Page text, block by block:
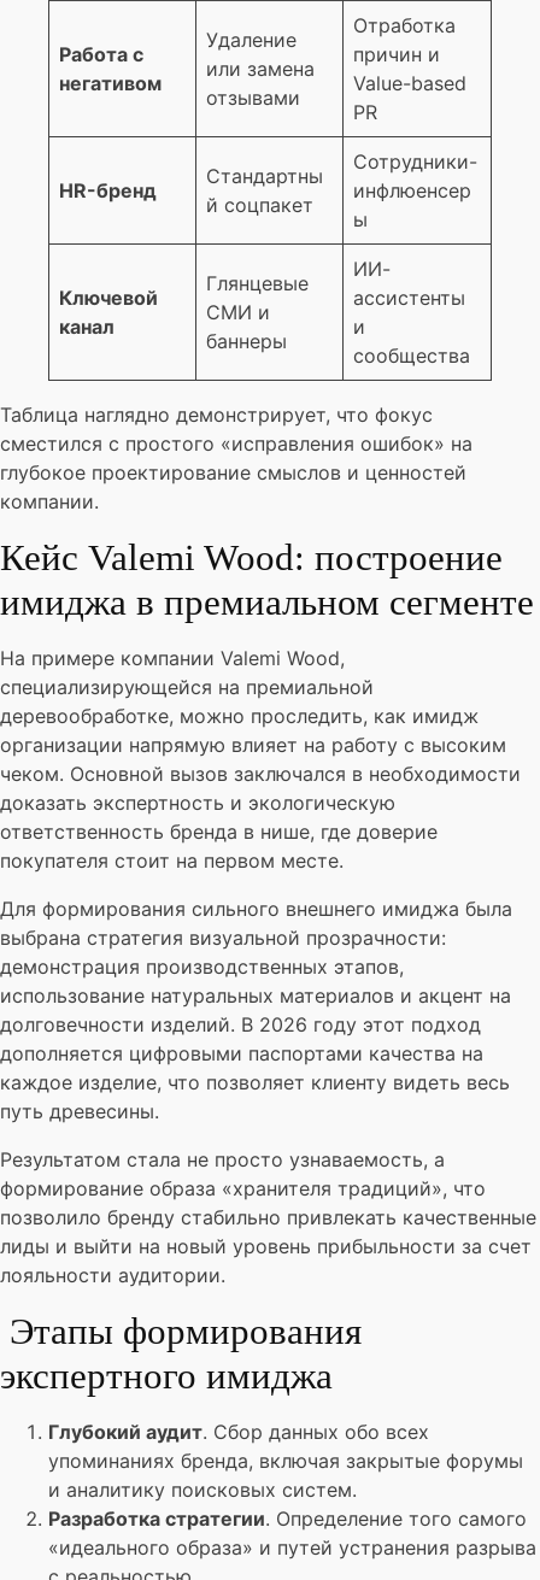
Работа с
негативом
Удаление
или замена
отзывами
Отработка
причин и
Value-based
PR
HR-бренд
Стандартны
й соцпакет
Сотрудники-
инфлюенсер
ы
Ключевой
канал
Глянцевые
СМИ и
баннеры
ИИ-
ассистенты
и
сообщества
Таблица наглядно демонстрирует, что фокус
сместился с простого «исправления ошибок» на
глубокое проектирование смыслов и ценностей
компании.
Кейс Valemi Wood: построение
имиджа в премиальном сегменте
На примере компании Valemi Wood,
специализирующейся на премиальной
деревообработке, можно проследить, как имидж
организации напрямую влияет на работу с высоким
чеком. Основной вызов заключался в необходимости
доказать экспертность и экологическую
ответственность бренда в нише, где доверие
покупателя стоит на первом месте.
Для формирования сильного внешнего имиджа была
выбрана стратегия визуальной прозрачности:
демонстрация производственных этапов,
использование натуральных материалов и акцент на
долговечности изделий. В 2026 году этот подход
дополняется цифровыми паспортами качества на
каждое изделие, что позволяет клиенту видеть весь
путь древесины.
Результатом стала не просто узнаваемость, а
формирование образа «хранителя традиций», что
позволило бренду стабильно привлекать качественные
лиды и выйти на новый уровень прибыльности за счет
лояльности аудитории.
Этапы формирования
экспертного имиджа
Глубокий аудит. Сбор данных обо всех
упоминаниях бренда, включая закрытые форумы
и аналитику поисковых систем.
Разработка стратегии. Определение того самого
«идеального образа» и путей устранения разрыва